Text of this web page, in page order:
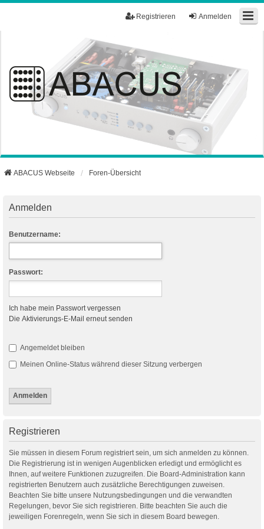
Anmelden
Registrieren
ABACUS Webseite Foren-Übersicht
Anmelden
Benutzername:
Passwort:
Ich habe mein Passwort vergessen
Die Aktivierungs-E-Mail erneut senden
Angemeldet bleiben
Meinen Online-Status während dieser Sitzung verbergen
Registrieren
Sie müssen in diesem Forum registriert sein, um sich anmelden zu können.
Die Registrierung ist in wenigen Augenblicken erledigt und ermöglicht es
Ihnen, auf weitere Funktionen zuzugreifen. Die Board-Administration kann
registrierten Benutzern auch zusätzliche Berechtigungen zuweisen.
Beachten Sie bitte unsere Nutzungsbedingungen und die verwandten
Regelungen, bevor Sie sich registrieren. Bitte beachten Sie auch die
jeweiligen Forenregeln, wenn Sie sich in diesem Board bewegen.